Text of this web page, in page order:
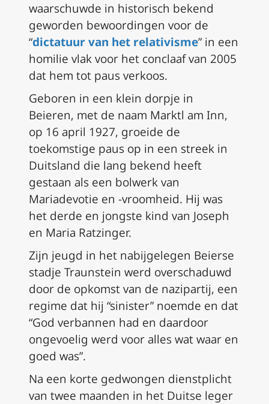
waarschuwde in historisch bekend
geworden bewoordingen voor de
“dictatuur van het relativisme” in een
homilie vlak voor het conclaaf van 2005
dat hem tot paus verkoos.
Geboren in een klein dorpje in
Beieren, met de naam Marktl am Inn,
op 16 april 1927, groeide de
toekomstige paus op in een streek in
Duitsland die lang bekend heeft
gestaan als een bolwerk van
Mariadevotie en -vroomheid. Hij was
het derde en jongste kind van Joseph
en Maria Ratzinger.
Zijn jeugd in het nabijgelegen Beierse
stadje Traunstein werd overschaduwd
door de opkomst van de nazipartij, een
regime dat hij “sinister” noemde en dat
“God verbannen had en daardoor
ongevoelig werd voor alles wat waar en
goed was”.
Na een korte gedwongen dienstplicht
van twee maanden in het Duitse leger